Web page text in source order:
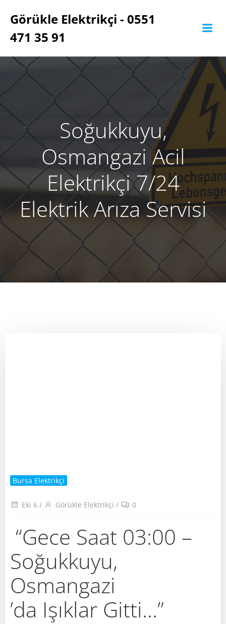
geç
Görükle Elektrikçi - 0551
471 35 91
Soğukkuyu,
Osmangazi Acil
Elektrikçi 7/24
Elektrik Arıza Servisi
Bursa Elektrikçi
Eki 6 / Görükle Elektrikçi / 0
“Gece Saat 03:00 –
Soğukkuyu,
Osmangazi
’da Işıklar Gitti…”